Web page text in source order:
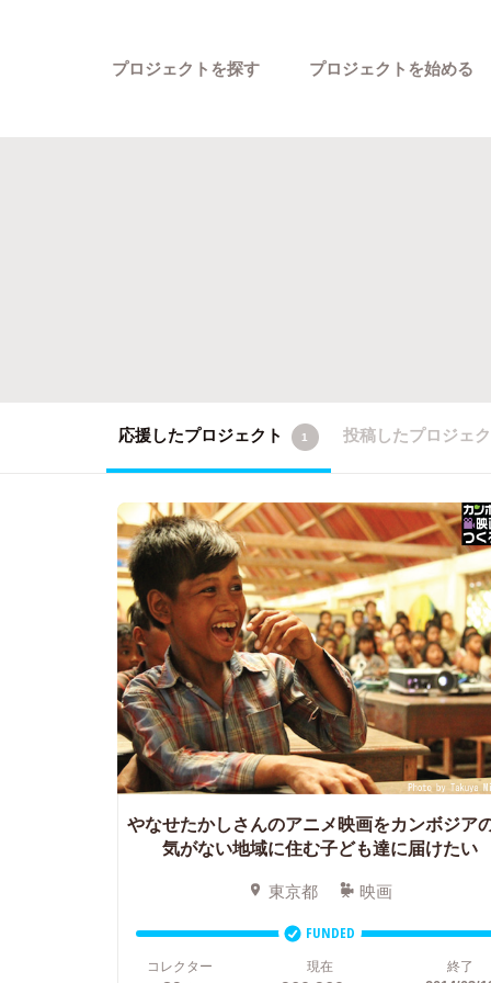
プロジェクトを探す プロジェクトを始める
応援したプロジェクト 1 投稿したプロジェ
やなせたかしさんのアニメ映画をカンボジア
気がない地域に住む子ども達に届けたい
東京都 映画
FUNDED
コレクター
現在 終了